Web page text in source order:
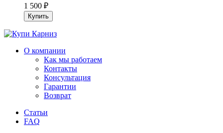
1 500 ₽
О компании
Как мы работаем
Контакты
Консультация
Гарантии
Возврат
Статьи
FAQ